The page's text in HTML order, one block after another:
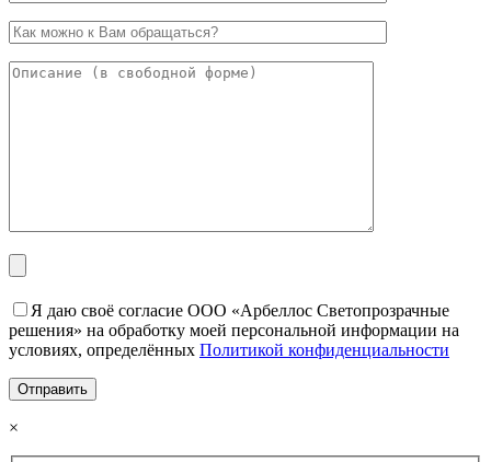
Я даю своё согласие ООО «Арбеллос Светопрозрачные
решения» на обработку моей персональной информации на
условиях, определённых Политикой конфиденциальности
×